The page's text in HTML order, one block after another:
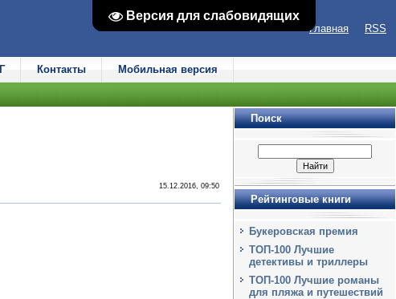
Версия для слабовидящих
Версия для слабовидящих
Главная RSS
Контакты Мобильная версия
15.12.2016, 09:50
Поиск
Рейтинговые книги
Букеровская премия
ТОП-100 Лучшие
детективы и триллеры
ТОП-100 Лучшие романы
для пляжа и путешествий